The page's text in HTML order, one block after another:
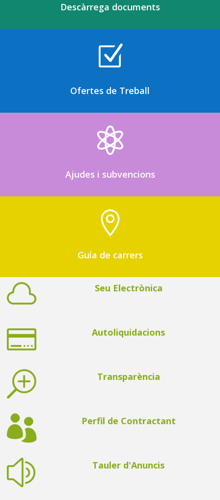
Descàrrega documents
Z
Ofertes de Treball

Ajudes i subvencions

Guía de carrers
 Seu Electrònica
 Autoliquidacions
T Transparència
 Perfil de Contractant
z Tauler d'Anuncis